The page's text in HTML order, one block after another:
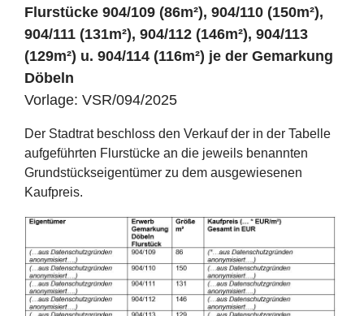
Flurstücke 904/109 (86m²), 904/110 (150m²),
904/111 (131m²), 904/112 (146m²), 904/113
(129m²) u. 904/114 (116m²) je der Gemarkung
Döbeln
Vorlage: VSR/094/2025
Der Stadtrat beschloss den Verkauf der in der Tabelle
aufgeführten Flurstücke an die jeweils benannten
Grundstückseigentümer zu dem ausgewiesenen
Kaufpreis.